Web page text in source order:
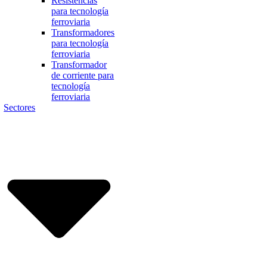
para tecnología
ferroviaria
Transformadores
para tecnología
ferroviaria
Transformador
de corriente para
tecnología
ferroviaria
Sectores